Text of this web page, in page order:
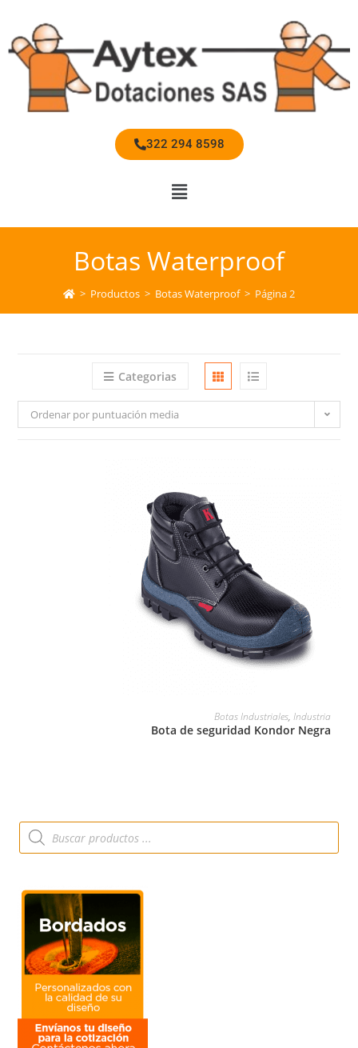
322 294 8598
Botas Waterproof
> Productos > Botas Waterproof > Página 2
Categorias
Ordenar por puntuación media
Botas Industriales,Industria
Bota de seguridad Kondor Negra